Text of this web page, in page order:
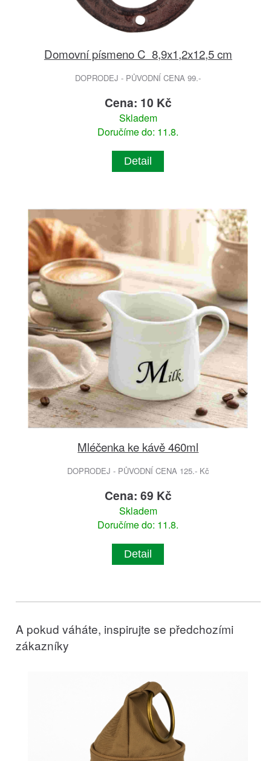
Domovní písmeno C 8,9x1,2x12,5 cm
DOPRODEJ - PŮVODNÍ CENA 99.-
Cena: 10 Kč
Skladem
Doručíme do: 11.8.
Detail
Mléčenka ke kávě 460ml
DOPRODEJ - PŮVODNÍ CENA 125.- Kč
Cena: 69 Kč
Skladem
Doručíme do: 11.8.
Detail
A pokud váháte, inspirujte se předchozími
zákazníky